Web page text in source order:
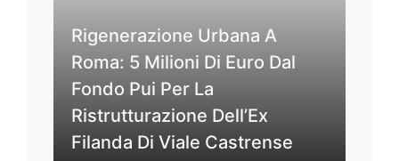
Rigenerazione Urbana A
Roma: 5 Milioni Di Euro Dal
Fondo Pui Per La
Ristrutturazione Dell’Ex
Filanda Di Viale Castrense